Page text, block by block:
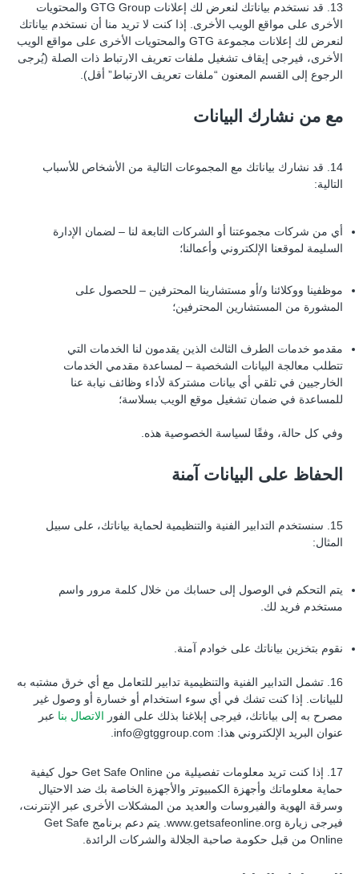
13. قد نستخدم بياناتك لنعرض لك إعلانات GTG Group والمحتويات
الأخرى على مواقع الويب الأخرى. إذا كنت لا تريد منا أن نستخدم بياناتك
لنعرض لك إعلانات مجموعة GTG والمحتويات الأخرى على مواقع الويب
الأخرى، فيرجى إيقاف تشغيل ملفات تعريف الارتباط ذات الصلة (يُرجى
الرجوع إلى القسم المعنون “ملفات تعريف الارتباط” أقل).
مع من نشارك البيانات
14. قد نشارك بياناتك مع المجموعات التالية من الأشخاص للأسباب
التالية:
أي من شركات مجموعتنا أو الشركات التابعة لنا – لضمان الإدارة
السليمة لموقعنا الإلكتروني وأعمالنا؛
موظفينا ووكلائنا و/أو مستشارينا المحترفين – للحصول على
المشورة من المستشارين المحترفين؛
مقدمو خدمات الطرف الثالث الذين يقدمون لنا الخدمات التي
تتطلب معالجة البيانات الشخصية – لمساعدة مقدمي الخدمات
الخارجيين في تلقي أي بيانات مشتركة لأداء وظائف نيابة عنا
للمساعدة في ضمان تشغيل موقع الويب بسلاسة؛
وفي كل حالة، وفقًا لسياسة الخصوصية هذه.
الحفاظ على البيانات آمنة
15. سنستخدم التدابير الفنية والتنظيمية لحماية بياناتك، على سبيل
المثال:
يتم التحكم في الوصول إلى حسابك من خلال كلمة مرور واسم
مستخدم فريد لك.
نقوم بتخزين بياناتك على خوادم آمنة.
16. تشمل التدابير الفنية والتنظيمية تدابير للتعامل مع أي خرق مشتبه به
للبيانات. إذا كنت تشك في أي سوء استخدام أو خسارة أو وصول غير
مصرح به إلى بياناتك، فيرجى إبلاغنا بذلك على الفور الاتصال بنا عبر
عنوان البريد الإلكتروني هذا: info@gtggroup.com
.
17. إذا كنت تريد معلومات تفصيلية من Get Safe Online حول كيفية
حماية معلوماتك وأجهزة الكمبيوتر والأجهزة الخاصة بك ضد الاحتيال
وسرقة الهوية والفيروسات والعديد من المشكلات الأخرى عبر الإنترنت،
فيرجى زيارة www.getsafeonline.org. يتم دعم برنامج Get Safe
Online من قبل حكومة صاحبة الجلالة والشركات الرائدة.